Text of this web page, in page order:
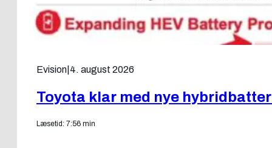
Evision 4. august 2026
Toyota klar med nye
Læsetid: 7:56 min